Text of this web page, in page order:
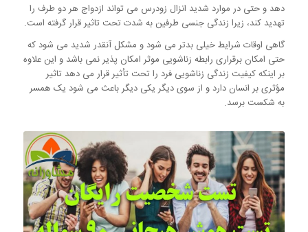
دهد و حتی در موارد شدید انزال زودرس می تواند ازدواج هر دو طرف را
تهدید کند، زیرا زندگی جنسی طرفین به شدت تحت تاثیر قرار گرفته است.
گاهی اوقات شرایط خیلی بدتر می شود و مشکل آنقدر شدید می شود که
حتی امکان برقراری رابطه زناشویی موثر امکان پذیر نمی باشد و این علاوه
بر اینکه کیفیت زندگی زناشویی فرد را تحت تأثیر قرار می دهد تاثیر
مؤثری بر انسان دارد و از سوی دیگر یکی دیگر باعث می شود یک همسر
به شکست برسد.